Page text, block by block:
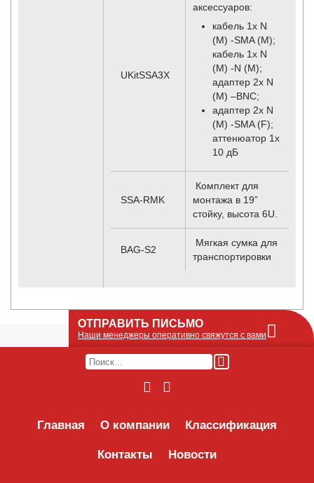
UKitSSA3X
аксессуаров:
кабель 1x N
(M) -SMA (M);
кабель 1x N
(M) -N (M);
адаптер 2x N
(M) –BNC;
адаптер 2x N
(M) -SMA (F);
аттенюатор 1x
10 дБ
SSA-RMK
Комплект для
монтажа в 19”
стойку, высота 6U.
BAG-S2
Мягкая сумка для
транспортировки
Главная О компании Классификация
Контакты Новости
ОТПРАВИТЬ ПИСЬМО
Наши менеджеры оперативно свяжутся с вами
Оставьте Ваше сообщение или запрос по
его получим по e-mail и оперативно ответим!